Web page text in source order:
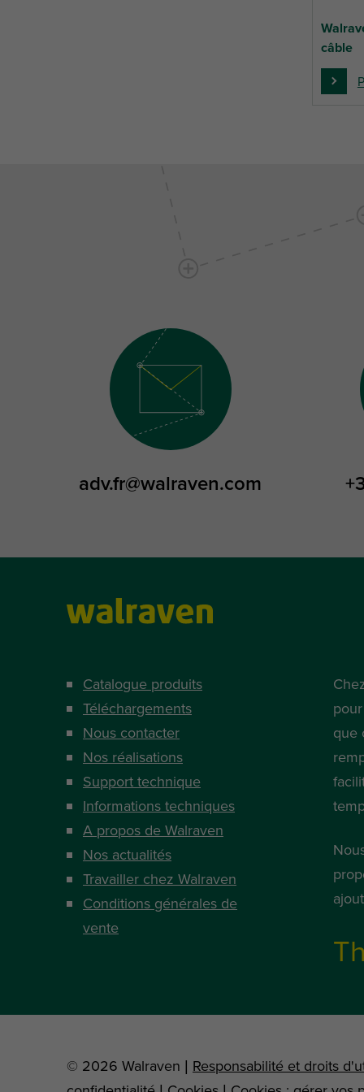
câble
adv.fr@walraven.com
Catalogue produits
Téléchargements
Nous contacter
Nos réalisations
Support technique
Informations techniques
A propos de Walraven
Nos actualités
Travailler chez Walraven
Conditions générales de
vente
que
© 2026 Walraven | Responsabilité et droits